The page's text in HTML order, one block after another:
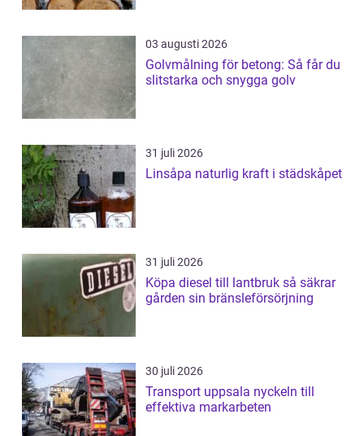
03 augusti 2026
Golvmålning för betong: Så får du
slitstarka och snygga golv
31 juli 2026
Linsåpa naturlig kraft i städskåpet
31 juli 2026
Köpa diesel till lantbruk så säkrar
gården sin bränsleförsörjning
30 juli 2026
Transport uppsala nyckeln till
effektiva markarbeten